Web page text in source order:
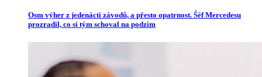
Osm výher z jedenácti závodů, a přesto opatrnost. Šéf Mercedesu
prozradil, co si tým schoval na podzim